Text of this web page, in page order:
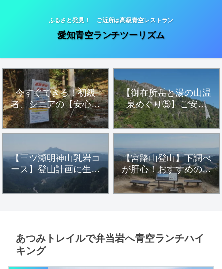
ふるさと発見！ ご近所は高級青空レストラン
愛知青空ランチツーリズム
今すぐできる！初級
者、シニアの【安心・
安全・健康登山】
【御在所岳と湯の山温
泉めぐり⑤】ご安全
に！「一ノ谷新道」フ
ィールドメモ
【三ツ瀬明神山乳岩コ
ース】登山計画に生か
す！参考にすべきハイ
カー達の活動データ
【宮路山登山】下調べ
が肝心！おすすめの駐
車場アプローチルート
とハイキングコースを
あつみトレイルで弁当岩へ青空ランチハイ
キング